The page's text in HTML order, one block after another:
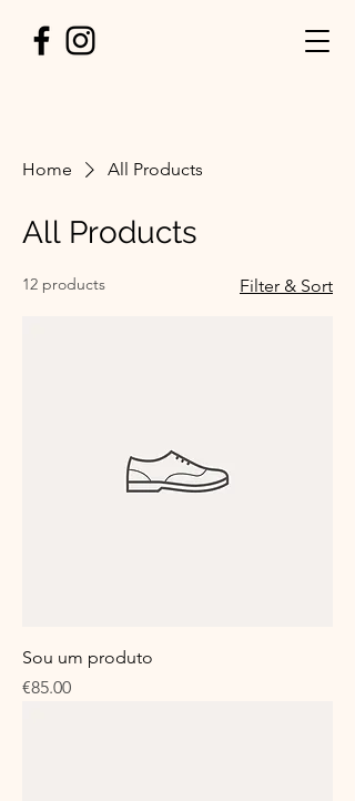
Home All Products
All Products
12 products Filter & Sort
Sou um produto
Price
€85.00